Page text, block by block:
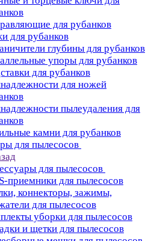
для рубанков
для рубанков
глубины для рубанков
упоры для рубанков
для рубанков
для ножей
пылеудаления для
камни для рубанков
для пылесосов
для пылесосов
приемники для пылесосов
коннекторы, зажимы,
для пылесосов
уборки для пылесосов
и щетки для пылесосов